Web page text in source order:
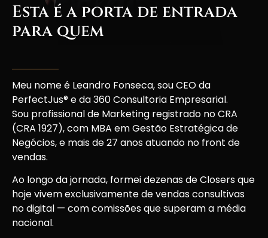
Esta é a porta de entrada
para quem
Meu nome é Leandro Fonseca, sou CEO da
PerfectJus® e da 360 Consultoria Empresarial.
Sou profissional de Marketing registrado no CRA
(CRA 1927), com MBA em Gestão Estratégica de
Negócios, e mais de 27 anos atuando no front de
vendas.
Ao longo da jornada, formei dezenas de Closers que
hoje vivem exclusivamente de vendas consultivas
no digital — com comissões que superam a média
nacional.